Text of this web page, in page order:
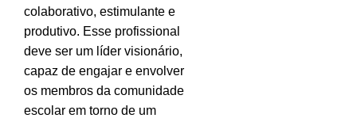
colaborativo, estimulante e
produtivo. Esse profissional
deve ser um líder visionário,
capaz de engajar e envolver
os membros da comunidade
escolar em torno de um